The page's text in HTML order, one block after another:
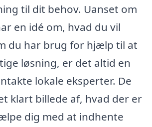
til dit behov. Uanset om
en idé om, hvad du vil
du har brug for hjælp til at
løsning, er det altid en
lokale eksperter. De
klart billede af, hvad der er
dig med at indhente